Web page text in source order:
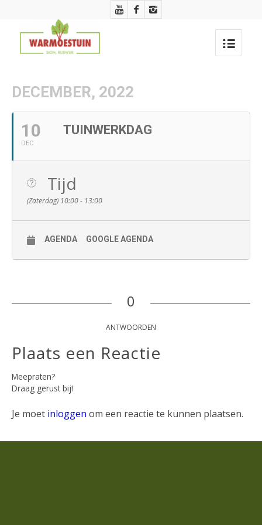
DECEMBER, 2022
10
DEC
TUINWERKDAG
Tijd
(Zaterdag) 10:00 - 13:00
AGENDA GOOGLE AGENDA
0
ANTWOORDEN
Plaats een Reactie
Meepraten?
Draag gerust bij!
Je moet inloggen om een reactie te kunnen plaatsen.